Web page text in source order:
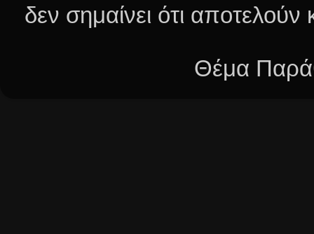
δεν σημαίνει ότι
Θέμα